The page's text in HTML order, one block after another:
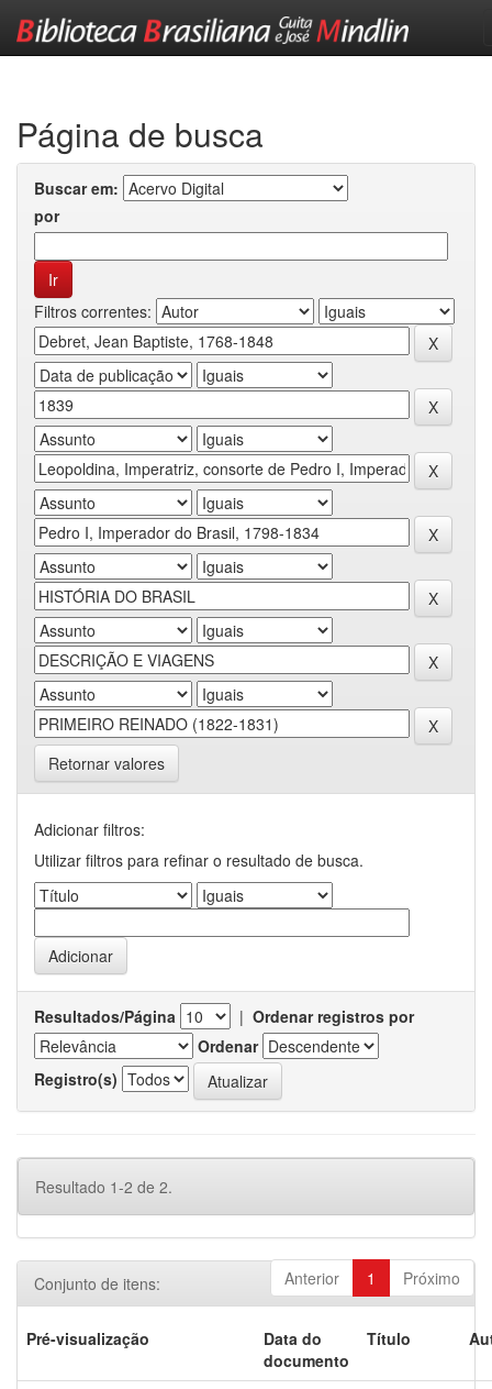
Página de busca
Buscar em:
por
Filtros correntes:
Retornar valores
Adicionar filtros:
Utilizar filtros para refinar o resultado de busca.
Resultados/Página | Ordenar registros por
Ordenar
Registro(s)
Resultado 1-2 de 2.
Anterior 1 Próximo
Conjunto de itens:
Pré-visualização
Data do
documento
Título